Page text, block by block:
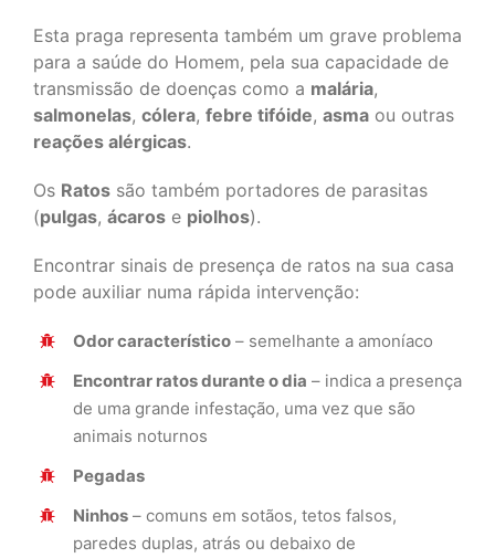
Esta praga representa também um grave problema
para a saúde do Homem, pela sua capacidade de
transmissão de doenças como a malária,
salmonelas, cólera, febre tifóide, asma ou outras
reações alérgicas.
Os Ratos são também portadores de parasitas
(pulgas, ácaros e piolhos).
Encontrar sinais de presença de ratos na sua casa
pode auxiliar numa rápida intervenção:
Odor característico – semelhante a amoníaco
Encontrar ratos durante o dia – indica a presença
de uma grande infestação, uma vez que são
animais noturnos
Pegadas
Ninhos – comuns em sotãos, tetos falsos,
paredes duplas, atrás ou debaixo de